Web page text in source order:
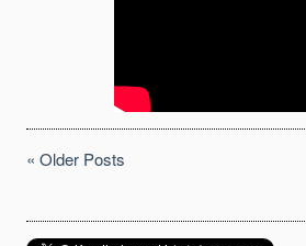
« Older Posts